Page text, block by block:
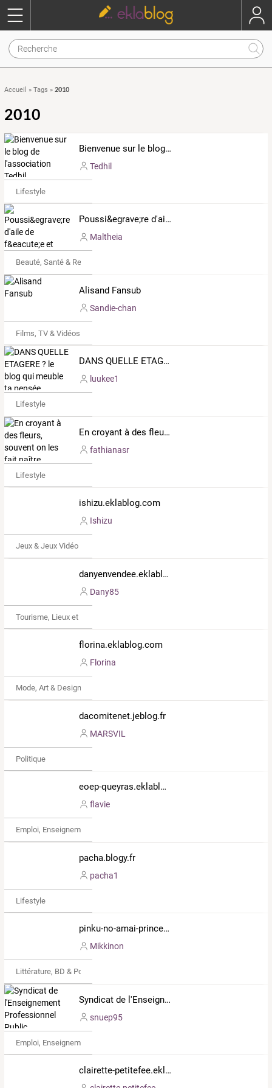
Accueil » Tags » 2010
2010
Bienvenue sur le blog de l'association Tedhil
Tedhil
Lifestyle
Poussi&egrave;re d'aile de f&eacute;e et ongles de sorciers.
Maltheia
Beauté, Santé & Remise en forme
Alisand Fansub
Sandie-chan
Films, TV & Vidéos
DANS QUELLE ETAGERE ? le blog qui meuble ta pensée
luukee1
Lifestyle
En croyant à des fleurs, souvent on les fait naître.
fathianasr
Lifestyle
ishizu.eklablog.com
Ishizu
Jeux & Jeux Vidéo
danyenvendee.eklablog.com
Dany85
Tourisme, Lieux et Événements
florina.eklablog.com
Florina
Mode, Art & Design
dacomitenet.jeblog.fr
MARSVIL
Politique
eoep-queyras.eklablog.com
flavie
Emploi, Enseignement & Etudes
pacha.blogy.fr
pacha1
Lifestyle
pinku-no-amai-princess.revolublog.com
Mikkinon
Littérature, BD & Poésie
Syndicat de l'Enseignement Professionnel Public
snuep95
Emploi, Enseignement & Etudes
clairette-petitefee.eklablog.com